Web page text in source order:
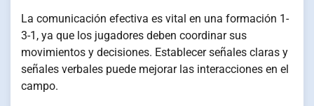
La comunicación efectiva es vital en una formación 1-
3-1, ya que los jugadores deben coordinar sus
movimientos y decisiones. Establecer señales claras y
señales verbales puede mejorar las interacciones en el
campo.